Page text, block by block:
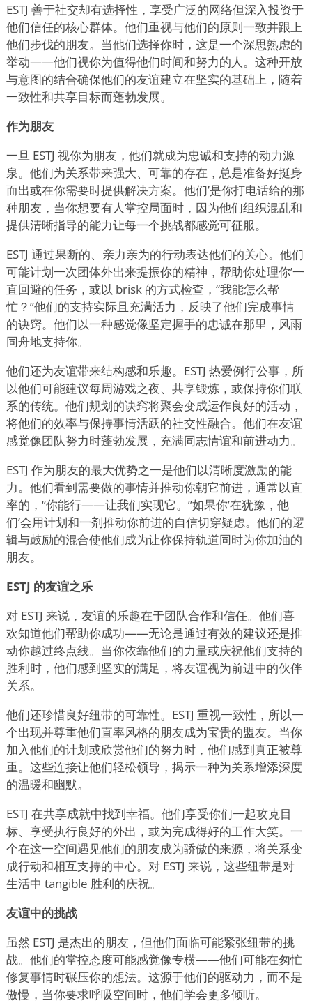
ESTJ 善于社交却有选择性，享受广泛的网络但深入投资于
他们信任的核心群体。他们重视与他们的原则一致并跟上
他们步伐的朋友。当他们选择你时，这是一个深思熟虑的
举动——他们视你为值得他们时间和努力的人。这种开放
与意图的结合确保他们的友谊建立在坚实的基础上，随着
一致性和共享目标而蓬勃发展。
作为朋友
一旦 ESTJ 视你为朋友，他们就成为忠诚和支持的动力源
泉。他们为关系带来强大、可靠的存在，总是准备好挺身
而出或在你需要时提供解决方案。他们’是你打电话给的那
种朋友，当你想要有人掌控局面时，因为他们组织混乱和
提供清晰指导的能力让每一个挑战都感觉可征服。
ESTJ 通过果断的、亲力亲为的行动表达他们的关心。他们
可能计划一次团体外出来提振你的精神，帮助你处理你’一
直回避的任务，或以 brisk 的方式检查， “我能怎么帮
忙？”他们的支持实际且充满活力，反映了他们完成事情
的诀窍。他们以一种感觉像坚定握手的忠诚在那里，风雨
同舟地支持你。
他们还为友谊带来结构感和乐趣。ESTJ 热爱例行公事，所
以他们可能建议每周游戏之夜、共享锻炼，或保持你们联
系的传统。他们规划的诀窍将聚会变成运作良好的活动，
将他们的效率与保持事情活跃的社交性融合。他们在友谊
感觉像团队努力时蓬勃发展，充满同志情谊和前进动力。
ESTJ 作为朋友的最大优势之一是他们以清晰度激励的能
力。他们看到需要做的事情并推动你朝它前进，通常以直
率的， “你能行——让我们实现它。”如果你’在犹豫，他
们’会用计划和一剂推动你前进的自信切穿疑虑。他们的逻
辑与鼓励的混合使他们成为让你保持轨道同时为你加油的
朋友。
ESTJ 的友谊之乐
对 ESTJ 来说，友谊的乐趣在于团队合作和信任。他们喜
欢知道他们帮助你成功——无论是通过有效的建议还是推
动你越过终点线。当你依靠他们的力量或庆祝他们支持的
胜利时，他们感到坚实的满足，将友谊视为前进中的伙伴
关系。
他们还珍惜良好纽带的可靠性。ESTJ 重视一致性，所以一
个出现并尊重他们直率风格的朋友成为宝贵的盟友。当你
加入他们的计划或欣赏他们的努力时，他们感到真正被尊
重。这些连接让他们轻松领导，揭示一种为关系增添深度
的温暖和幽默。
ESTJ 在共享成就中找到幸福。他们享受你们一起攻克目
标、享受执行良好的外出，或为完成得好的工作大笑。一
个在这一空间遇见他们的朋友成为骄傲的来源，将关系变
成行动和相互支持的中心。对 ESTJ 来说，这些纽带是对
生活中 tangible 胜利的庆祝。
友谊中的挑战
虽然 ESTJ 是杰出的朋友，但他们面临可能紧张纽带的挑
战。他们的掌控态度可能感觉像专横——他们可能在匆忙
修复事情时碾压你的想法。这源于他们的驱动力，而不是
傲慢，当你要求呼吸空间时，他们学会更多倾听。